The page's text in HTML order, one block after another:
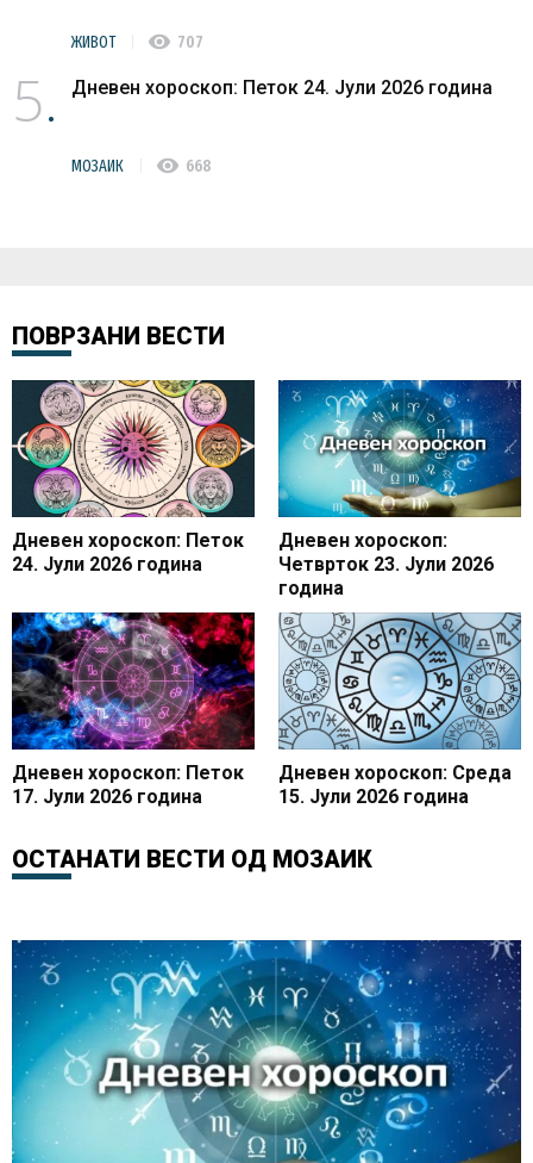
ЖИВОТ visibility 707
5 Дневен хороскоп: Петок 24. Јули 2026 година
МОЗАИК visibility 668
ПОВРЗАНИ ВЕСТИ
Дневен хороскоп: Петок
24. Јули 2026 година
Дневен хороскоп:
Четврток 23. Јули 2026
година
Дневен хороскоп: Петок
17. Јули 2026 година
Дневен хороскоп: Среда
15. Јули 2026 година
ОСТАНАТИ ВЕСТИ ОД МОЗАИК